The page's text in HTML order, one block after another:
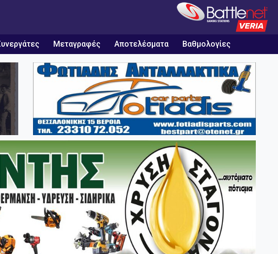
Μεταγραφές Αποτελέσματα Βαθμολογίες